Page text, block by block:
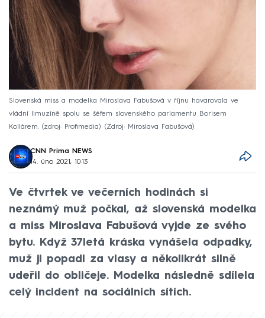
Slovenská miss a modelka Miroslava Fabušová v říjnu havarovala ve
vládní limuzíně spolu se šéfem slovenského parlamentu Borisem
Kollárem. (zdroj: Profimedia)
Zdroj: Miroslava Fabušová
CNN Prima NEWS
14. úno 2021, 10:13
Ve čtvrtek ve večerních hodinách si
neznámý muž počkal, až slovenská modelka
a miss Miroslava Fabušová vyjde ze svého
bytu. Když 37letá kráska vynášela odpadky,
muž ji popadl za vlasy a několikrát silně
udeřil do obličeje. Modelka následně sdílela
celý incident na sociálních sítích.